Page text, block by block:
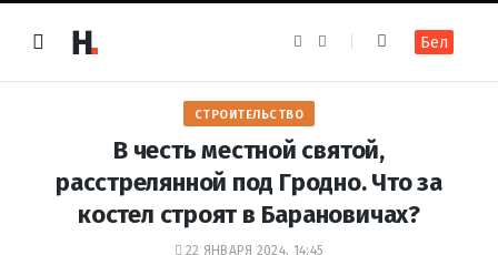
e
b
o
o
k
t
a
m
Бел
СТРОИТЕЛЬСТВО
В честь местной святой,
расстрелянной под Гродно. Что за
костел строят в Барановичах?
22 ЯНВАРЯ 2024, 14:45